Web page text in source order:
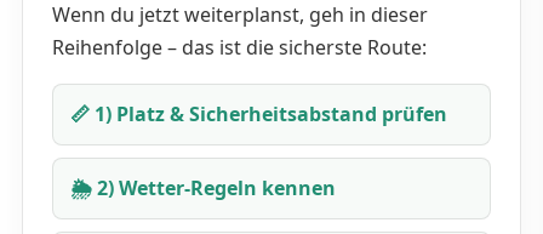
Wenn du jetzt weiterplanst, geh in dieser
Reihenfolge – das ist die sicherste Route:
📏 1) Platz & Sicherheitsabstand prüfen
🌦️ 2) Wetter-Regeln kennen